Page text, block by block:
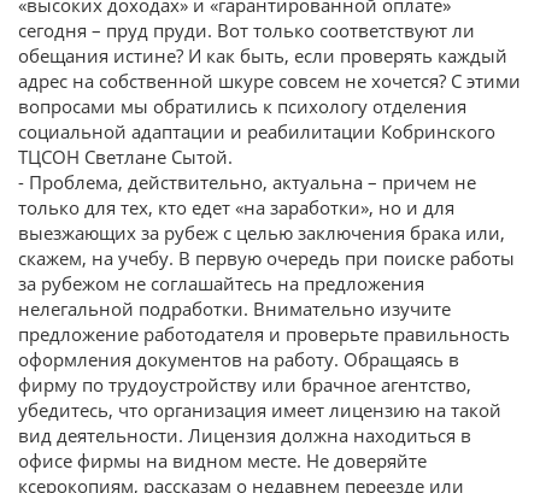
сегодня – пруд пруди. Вот только соответствуют ли
обещания истине? И как быть, если проверять каждый
адрес на собственной шкуре совсем не хочется? С этими
вопросами мы обратились к психологу отделения
социальной адаптации и реабилитации Кобринского
ТЦСОН Светлане Сытой.
- Проблема, действительно, актуальна – причем не
только для тех, кто едет «на заработки», но и для
выезжающих за рубеж с целью заключения брака или,
скажем, на учебу. В первую очередь при поиске работы
за рубежом не соглашайтесь на предложения
нелегальной подработки. Внимательно изучите
предложение работодателя и проверьте правильность
оформления документов на работу. Обращаясь в
фирму по трудоустройству или брачное агентство,
убедитесь, что организация имеет лицензию на такой
вид деятельности. Лицензия должна находиться в
офисе фирмы на видном месте. Не доверяйте
ксерокопиям, рассказам о недавнем переезде или